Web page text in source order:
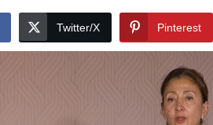
Twitter/X Pinterest